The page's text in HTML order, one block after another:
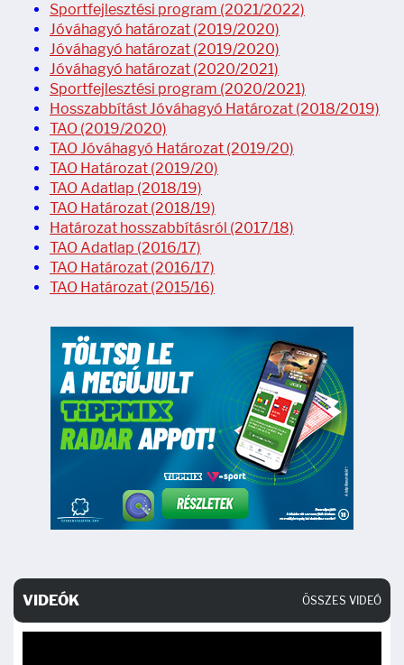
Sportfejlesztési program (2021/2022)
Jóváhagyó határozat (2019/2020)
Jóváhagyó határozat (2019/2020)
Jóváhagyó határozat (2020/2021)
Sportfejlesztési program (2020/2021)
Hosszabbítást Jóváhagyó Határozat (2018/2019)
TAO (2019/2020)
TAO Jóváhagyó Határozat (2019/20)
TAO Határozat (2019/20)
TAO Adatlap (2018/19)
TAO Határozat (2018/19)
Határozat hosszabbításról (2017/18)
TAO Adatlap (2016/17)
TAO Határozat (2016/17)
TAO Határozat (2015/16)
VIDEÓK ÖSSZES VIDEÓ